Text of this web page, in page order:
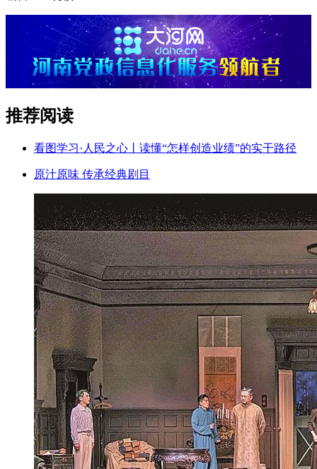
推荐阅读
看图学习·人民之心丨读懂“怎样创造业绩”的实干路径
原汁原味 传承经典剧目